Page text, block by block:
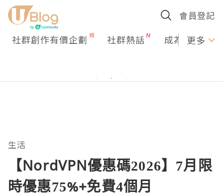
會員登記
社群創作有價企劃 社群熱話 成為U更多
生活
【NordVPN優惠碼2026】7月限
時優惠75%+免費4個月